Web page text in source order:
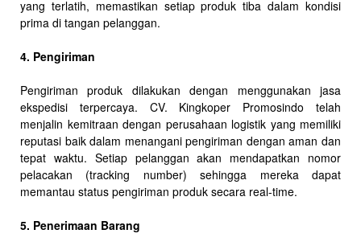
yang terlatih, memastikan setiap produk tiba dalam kondisi
prima di tangan pelanggan.
4. Pengiriman
Pengiriman produk dilakukan dengan menggunakan jasa
ekspedisi terpercaya. CV. Kingkoper Promosindo telah
menjalin kemitraan dengan perusahaan logistik yang memiliki
reputasi baik dalam menangani pengiriman dengan aman dan
tepat waktu. Setiap pelanggan akan mendapatkan nomor
pelacakan (tracking number) sehingga mereka dapat
memantau status pengiriman produk secara real-time.
5. Penerimaan Barang